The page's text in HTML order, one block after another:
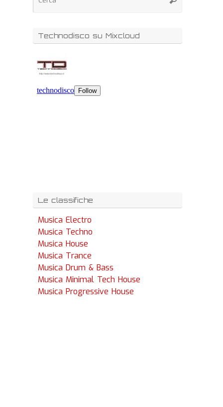
Technodisco su Mixcloud
Le classifiche
Musica Electro
Musica Techno
Musica House
Musica Trance
Musica Drum & Bass
Musica Minimal Tech House
Musica Progressive House